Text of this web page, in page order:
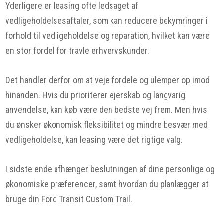
Yderligere er leasing ofte ledsaget af
vedligeholdelsesaftaler, som kan reducere bekymringer i
forhold til vedligeholdelse og reparation, hvilket kan være
en stor fordel for travle erhvervskunder.
Det handler derfor om at veje fordele og ulemper op imod
hinanden. Hvis du prioriterer ejerskab og langvarig
anvendelse, kan køb være den bedste vej frem. Men hvis
du ønsker økonomisk fleksibilitet og mindre besvær med
vedligeholdelse, kan leasing være det rigtige valg.
I sidste ende afhænger beslutningen af dine personlige og
økonomiske præferencer, samt hvordan du planlægger at
bruge din Ford Transit Custom Trail.